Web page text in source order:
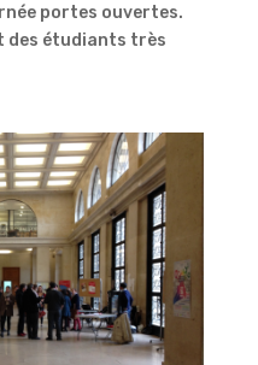
portes ouvertes.
des étudiants très